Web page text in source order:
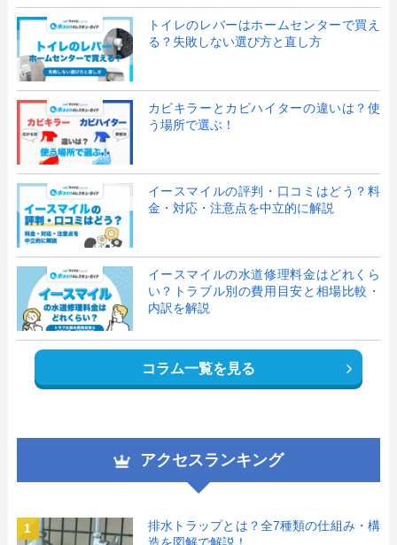
トイレのレバーはホームセンターで買え
る？失敗しない選び方と直し方
カビキラーとカビハイターの違いは？使
う場所で選ぶ！
イースマイルの評判・口コミはどう？料
金・対応・注意点を中立的に解説
イースマイルの水道修理料金はどれくら
い？トラブル別の費用目安と相場比較・
内訳を解説
コラム一覧を見る
アクセスランキング
1
排水トラップとは？全7種類の仕組み・構